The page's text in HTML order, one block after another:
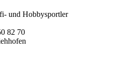
und Hobbysportler
82 70